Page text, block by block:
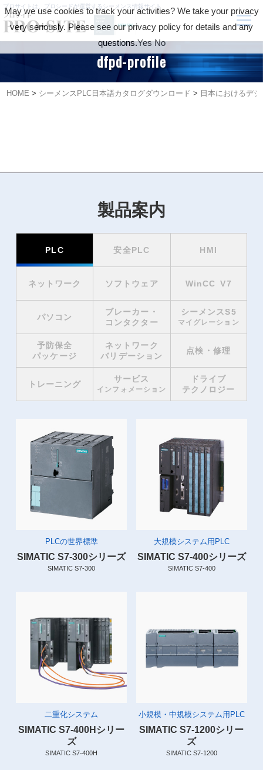
プロサイトは、プロシードが運営するシーメンス情報サイト
dfpd-profile
HOME > シーメンスPLC日本語カタログダウンロード > 日本におけるデ
製品案内
PLC 安全PLC HMI
ネットワーク ソフトウェア WinCC V7
パソコン
ブレーカー・
コンタクター
シーメンスS5
マイグレーション
予防保全
パッケージ
ネットワーク
バリデーション
点検・修理
トレーニング
サービス
インフォメーション
ドライブ
テクノロジー
PLCの世界標準
SIMATIC S7-300シリーズ
SIMATIC S7-300
大規模システム用PLC
SIMATIC S7-400シリーズ
SIMATIC S7-400
二重化システム
SIMATIC S7-400Hシリー
ズ
SIMATIC S7-400H
小規模・中規模システム用PLC
SIMATIC S7-1200シリー
ズ
SIMATIC S7-1200
May we use cookies to track your activities? We take your privacy
very seriously. Please see our privacy policy for details and any
questions.Yes No